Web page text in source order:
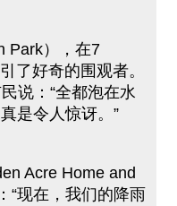
Park），在7
了好奇的围观者。
说：“全都泡在水
是令人惊讶。”
Acre Home and
“现在，我们的降雨